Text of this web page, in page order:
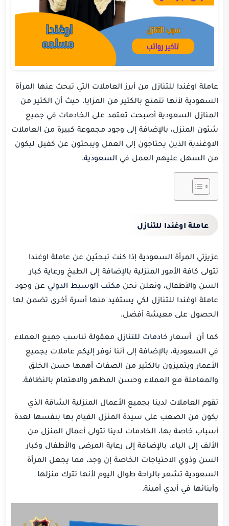
عاملة اوغندا للتنازل من أبرز العاملات التي تبحث عنها المرأة
السعودية لأنها تتمتع بالكثير من المزايا، حيث أن الكثير من
المنازل السعودية أصبحت تعتمد على الخادمات في جميع
شئون المنزل، بالإضافة إلى وجود مجموعة كبيرة من العاملات
الاوغندية الذين يحتاجون إلى العمل ويبحثون عن كفيل ليكون
من السهل عليهم العمل في السعودية.
عاملة اوغندا للتنازل
عزيزتي المرأة السعودية إذا كنت تبحثين عن عاملة اوغندا
تتولى كافة الأمور المنزلية بالإضافة إلى الطبخ ورعاية كبار
السن والأطفال، ونعلن نحن مكتب الوسيط الدولي عن وجود
عاملة اوغندا للتنازل لكي يستفيد منها أسرة أخرى تضمن لها
الحصول على معيشة أفضل.
كما أن أسعار خادمات للتنازل معقولة تناسب جميع العملاء
في السعودية، بالإضافة إلى أننا نوفر إليكم عاملات بجميع
الأعمار ويتميزون بالكثير من الصفات أهمها حسن الخلق
والمعاملة مع العملاء وحسن المظهر والاهتمام بالنظافة.
تقوم العاملات لدينا بجميع الأعمال المنزلية الشاقة الذي
يكون من الصعب على سيدة المنزل القيام بها بنفسها لعدة
أسباب خاصة بها، الخادمات لدينا تتولى أعمال المنزل من
الألف إلى الياء، بالإضافة إلى رعاية المرضى والأطفال وكبار
السن وذوي الاحتياجات الخاصة إن وجد، مما يجعل المرأة
السعودية تشعر بالراحة طوال اليوم لأنها تترك منزلها
وأينائها في أيدي أمينة.